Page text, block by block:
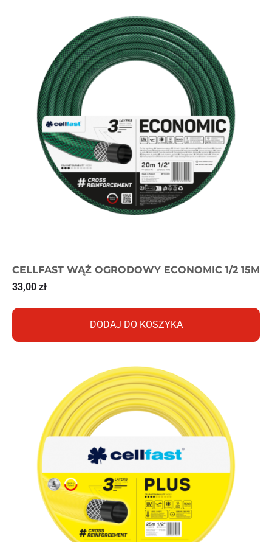
CELLFAST WĄŻ OGRODOWY ECONOMIC 1/2 15M
33,00 zł
DODAJ DO KOSZYKA